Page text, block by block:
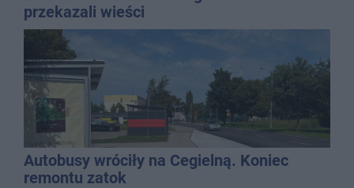
przekazali wieści
Autobusy wróciły na Cegielną. Koniec
remontu zatok